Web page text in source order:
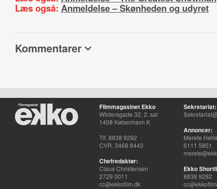
Læs også: Anmeldelse – Skønheden og udyret
Kommentarer
Filmmagasinet Ekko
Wildersgade 32, 2. sal
1408 København K
Tlf. 8838 9292
CVR. 3468 8443
Chefredaktør:
Claus Christensen
2729 0011
cc@ekkofilm.dk
Sekretariat:
Annoncer:
Merete
6111 5851
Ekko
8838 9292